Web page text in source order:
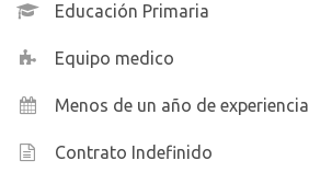
Educación Primaria
Equipo medico
Menos de un año de experiencia
Contrato Indefinido